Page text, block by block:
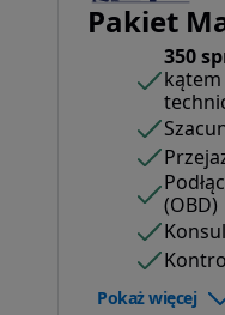
Pakiet
350
(OBD)
Pokaż więcej